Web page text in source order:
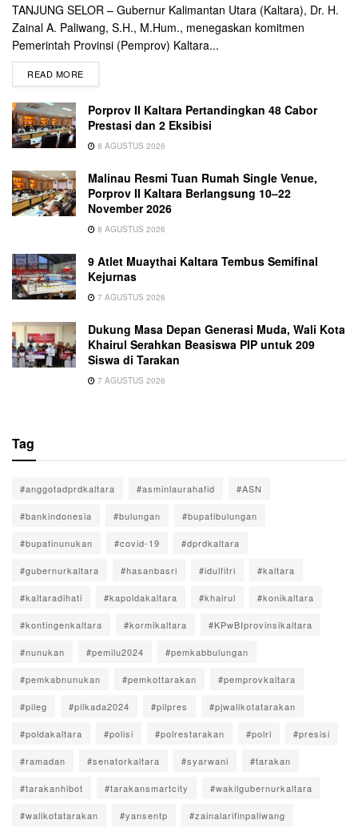
TANJUNG SELOR – Gubernur Kalimantan Utara (Kaltara), Dr. H.
Zainal A. Paliwang, S.H., M.Hum., menegaskan komitmen
Pemerintah Provinsi (Pemprov) Kaltara...
READ MORE
Porprov II Kaltara Pertandingkan 48 Cabor
Prestasi dan 2 Eksibisi
8 AGUSTUS 2026
Malinau Resmi Tuan Rumah Single Venue,
Porprov II Kaltara Berlangsung 10–22
November 2026
8 AGUSTUS 2026
9 Atlet Muaythai Kaltara Tembus Semifinal
Kejurnas
7 AGUSTUS 2026
Dukung Masa Depan Generasi Muda, Wali Kota
Khairul Serahkan Beasiswa PIP untuk 209
Siswa di Tarakan
7 AGUSTUS 2026
Tag
#anggotadprdkaltara #asminlaurahafid #ASN
#bankindonesia #bulungan #bupatibulungan
#bupatinunukan #covid-19 #dprdkaltara
#gubernurkaltara #hasanbasri #idulfitri #kaltara
#kaltaradihati #kapoldakaltara #khairul #konikaltara
#kontingenkaltara #kormikaltara #KPwBIprovinsikaltara
#nunukan #pemilu2024 #pemkabbulungan
#pemkabnunukan #pemkottarakan #pemprovkaltara
#pileg #pilkada2024 #pilpres #pjwalikotatarakan
#poldakaltara #polisi #polrestarakan #polri #presisi
#ramadan #senatorkaltara #syarwani #tarakan
#tarakanhibot #tarakansmartcity #wakilgubernurkaltara
#walikotatarakan #yansentp #zainalarifinpaliwang